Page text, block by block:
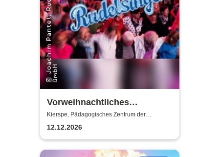
Vorweihnachtliches
„Rudelsingen“ -
Pädagogisches Zentrum der
Gesamtschule Kierspe
Kierspe, Pädagogisches Zentrum der
Gesamtschule Kierspe
12.12.2026